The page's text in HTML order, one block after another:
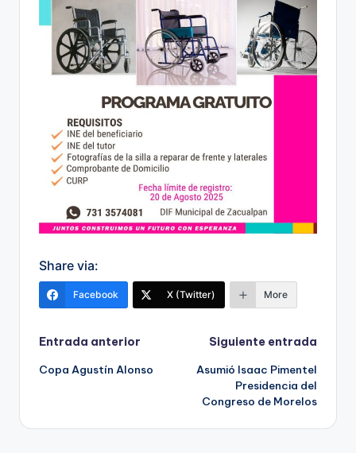
Share via:
Facebook X (Twitter) More
Navegación
de
Entrada anterior
Copa Agustín Alonso
Siguiente entrada
Asumió Isaac Pimentel
Presidencia del
Congreso de Morelos